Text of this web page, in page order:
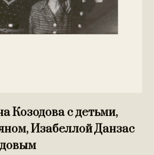
Козодова с детьми,
Изабеллой Данзас